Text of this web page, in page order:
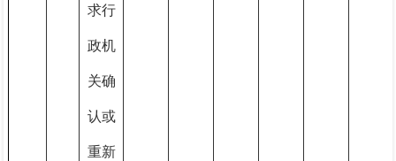
求行
政机
关确
认或
重新